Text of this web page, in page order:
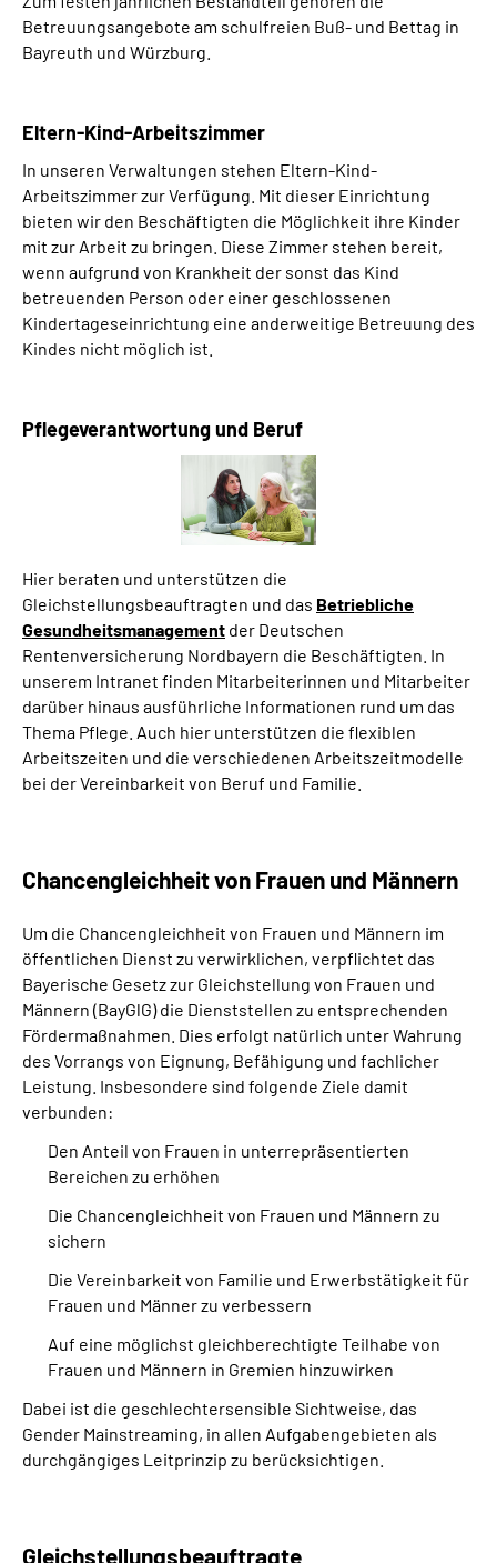
Betreuungsangebote am schulfreien Buß- und Bettag in
Bayreuth und Würzburg.
Eltern-Kind-Arbeitszimmer
In unseren Verwaltungen stehen Eltern-Kind-
Arbeitszimmer zur Verfügung. Mit dieser Einrichtung
bieten wir den Beschäftigten die Möglichkeit ihre Kinder
mit zur Arbeit zu bringen. Diese Zimmer stehen bereit,
wenn aufgrund von Krankheit der sonst das Kind
betreuenden Person oder einer geschlossenen
Kindertageseinrichtung eine anderweitige Betreuung des
Kindes nicht möglich ist.
Pflegeverantwortung und Beruf
Hier beraten und unterstützen die
Gleichstellungsbeauftragten und das Betriebliche
Gesundheitsmanagement der Deutschen
Rentenversicherung Nordbayern die Beschäftigten. In
unserem Intranet finden Mitarbeiterinnen und Mitarbeiter
darüber hinaus ausführliche Informationen rund um das
Thema Pflege. Auch hier unterstützen die flexiblen
Arbeitszeiten und die verschiedenen Arbeitszeitmodelle
bei der Vereinbarkeit von Beruf und Familie.
Chancengleichheit von Frauen und Männern
Um die Chancengleichheit von Frauen und Männern im
öffentlichen Dienst zu verwirklichen, verpflichtet das
Bayerische Gesetz zur Gleichstellung von Frauen und
Männern (BayGlG) die Dienststellen zu entsprechenden
Fördermaßnahmen. Dies erfolgt natürlich unter Wahrung
des Vorrangs von Eignung, Befähigung und fachlicher
Leistung. Insbesondere sind folgende Ziele damit
verbunden:
Den Anteil von Frauen in unterrepräsentierten
Bereichen zu erhöhen
Die Chancengleichheit von Frauen und Männern zu
sichern
Die Vereinbarkeit von Familie und Erwerbstätigkeit für
Frauen und Männer zu verbessern
Auf eine möglichst gleichberechtigte Teilhabe von
Frauen und Männern in Gremien hinzuwirken
Dabei ist die geschlechtersensible Sichtweise, das
Gender Mainstreaming, in allen Aufgabengebieten als
durchgängiges Leitprinzip zu berücksichtigen.
Gleichstellungs­beauftragte